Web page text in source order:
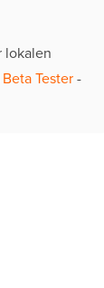
lokalen
Tester-